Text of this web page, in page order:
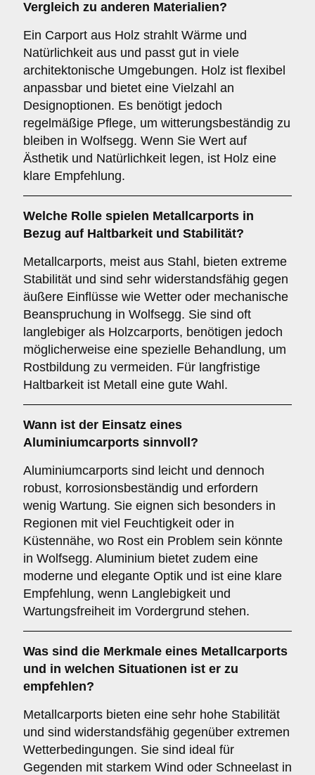
Vergleich zu anderen Materialien?
Ein Carport aus Holz strahlt Wärme und
Natürlichkeit aus und passt gut in viele
architektonische Umgebungen. Holz ist flexibel
anpassbar und bietet eine Vielzahl an
Designoptionen. Es benötigt jedoch
regelmäßige Pflege, um witterungsbeständig zu
bleiben in Wolfsegg. Wenn Sie Wert auf
Ästhetik und Natürlichkeit legen, ist Holz eine
klare Empfehlung.
Welche Rolle spielen Metallcarports in
Bezug auf Haltbarkeit und Stabilität?
Metallcarports, meist aus Stahl, bieten extreme
Stabilität und sind sehr widerstandsfähig gegen
äußere Einflüsse wie Wetter oder mechanische
Beanspruchung in Wolfsegg. Sie sind oft
langlebiger als Holzcarports, benötigen jedoch
möglicherweise eine spezielle Behandlung, um
Rostbildung zu vermeiden. Für langfristige
Haltbarkeit ist Metall eine gute Wahl.
Wann ist der Einsatz eines
Aluminiumcarports sinnvoll?
Aluminiumcarports sind leicht und dennoch
robust, korrosionsbeständig und erfordern
wenig Wartung. Sie eignen sich besonders in
Regionen mit viel Feuchtigkeit oder in
Küstennähe, wo Rost ein Problem sein könnte
in Wolfsegg. Aluminium bietet zudem eine
moderne und elegante Optik und ist eine klare
Empfehlung, wenn Langlebigkeit und
Wartungsfreiheit im Vordergrund stehen.
Was sind die Merkmale eines Metallcarports
und in welchen Situationen ist er zu
empfehlen?
Metallcarports bieten eine sehr hohe Stabilität
und sind widerstandsfähig gegenüber extremen
Wetterbedingungen. Sie sind ideal für
Gegenden mit starkem Wind oder Schneelast in